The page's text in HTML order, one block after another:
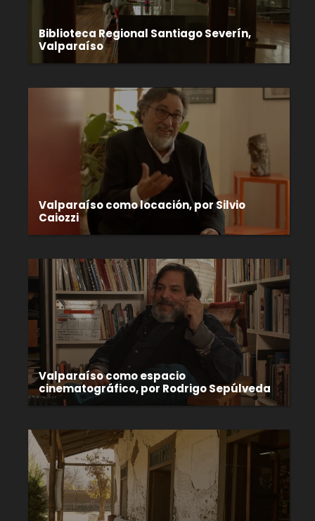
Biblioteca Regional Santiago Severín,
Valparaíso
Valparaíso como locación, por Silvio
Caiozzi
Valparaíso como espacio
cinematográfico, por Rodrigo Sepúlveda